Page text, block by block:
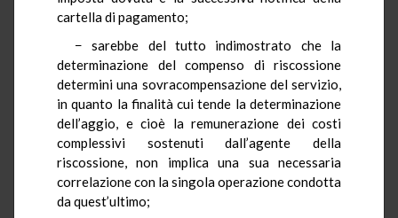
cartella di pagamento;
− sarebbe del tutto indimostrato che la
determinazione del compenso di riscossione
determini una sovracompensazione del servizio,
in quanto la finalità cui tende la determinazione
dell’aggio, e cioè la remunerazione dei costi
complessivi sostenuti dall’agente della
riscossione, non implica una sua necessaria
correlazione con la singola operazione condotta
da quest’ultimo;